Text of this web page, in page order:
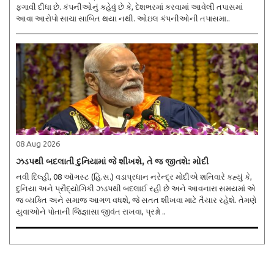
ફગાવી દીધા છે. કંપનીઓનું કહેવું છે કે, દેશભરમાં કરવામાં આવેલી તપાસમાં
આવા આરોપો સાચા સાબિત થયા નથી. ઓઇલ કંપનીઓની તપાસમા..
08 Aug 2026
ઝડપથી બદલાતી દુનિયામાં જે શીખશે, તે જ જીતશે: મોદી
નવી દિલ્હી, 08 ઑગસ્ટ (હિ.સ.) વડાપ્રધાન નરેન્દ્ર મોદીએ શનિવારે કહ્યું કે,
દુનિયા અને પ્રૌદ્યોગિકી ઝડપથી બદલાઈ રહી છે અને આવનારા સમયમાં એ
જ વ્યક્તિ અને સમાજ આગળ વધશે, જે સતત શીખવા માટે તૈયાર રહેશે. તેમણે
યુવાઓને પોતાની જિજ્ઞાસા જીવંત રાખવા, પ્રશ્નો ..